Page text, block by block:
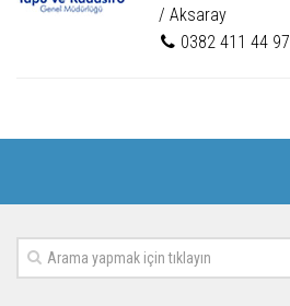
/ Aksaray
0382 411 44 97